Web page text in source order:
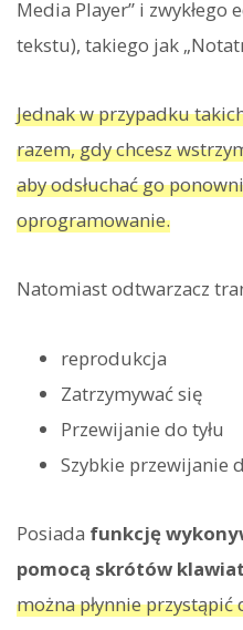
Media Player” i
tekstu), takiego jak
Jednak w przypadku
razem, gdy chcesz
aby odsłuchać go
oprogramowanie.
Natomiast odtwarzacz
reprodukcja
Zatrzymywać się
Przewijanie do tyłu
Szybkie przewijanie
Posiada funkcję
pomocą skrótów
można płynnie